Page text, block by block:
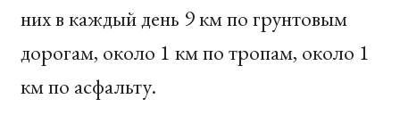
них в каждый день 9 км по грунтовым
дорогам, около 1 км по тропам, около 1
км по асфальту.